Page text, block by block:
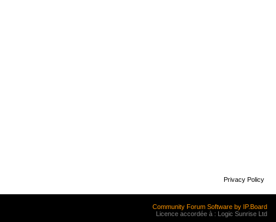
Privacy Policy
Community Forum Software by IP.Board
Licence accordée à : Logic Sunrise Ltd